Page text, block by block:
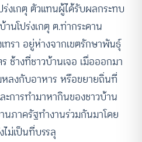
งเกตุ ตัวแทนผู้ได้รับผลกระทบ
นโปร่งเกตุ ต.ท่ากระดาน
ทรา อยู่ห่างจากเขตรักษาพันธุ์
ช้างที่ชาวบ้านเจอ เมื่อออกมา
หลงกับอาหาร หรือขยายถิ่นที่
การทำมาหากินของชาวบ้าน
นภาครัฐทำงานร่วมกันมาโดย
ม่เป็นที่บรรลุ